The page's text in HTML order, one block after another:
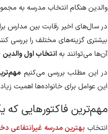
والدین هنگام انتخاب مدرسه به
در سال‌های اخیر رقابت بین
بیشتری گزینه‌های مختلف را بررسی
آن‌ها می‌توانند به انتخاب اول والدین
در این مطلب بررسی می‌کنیم
این عوامل برای خانواده‌ها اهمیت
مهم‌ترین فاکتورهایی که
انتخاب بهترین مدرسه غیرانتفاعی